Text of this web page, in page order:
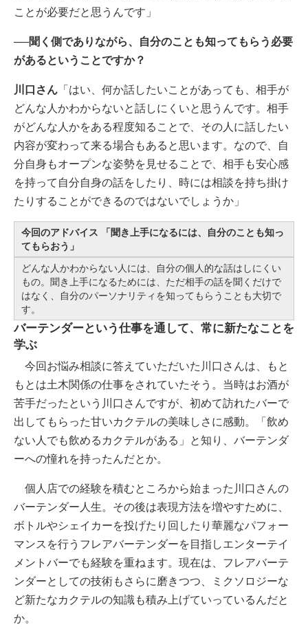
ことが必要だと思うんです」
──聞く側でありながら、自分のことも知ってもらう必要
があるということですか？
川口さん 「はい、何か話したいことがあっても、相手が
どんな人かわからないと話しにくいと思うんです。相手
がどんな人かをある程度知ることで、その人に話したい
内容が変わって来る場合もあると思います。なので、自
分自身もオープンな姿勢を見せることで、相手も安心感
を持って自分自身の話をしたり、時には相談を持ち掛け
たりすることができるのではないでしょうか」
今回のアドバイス 「聞き上手になるには、自分のことも知っ
てもらおう」
どんな人かわからない人には、自分の個人的な話はしにくい
もの。聞き上手になるためには、ただ相手の話を聞くだけで
はなく、自分のパーソナリティを知ってもらうことも大切で
す。
バーテンダーという仕事を通して、常に新たなことを
学ぶ
今回お悩み相談に答えていただいた川口さんは、もと
もとは土木関係の仕事をされていたそう。当時はお酒が
苦手だったという川口さんですが、初めて訪れたバーで
出してもらった甘いカクテルの美味しさに感動。「飲め
ない人でも飲めるカクテルがある」と知り、バーテンダ
ーへの憧れを持ったんだとか。
個人店での経験を積むところから始まった川口さんの
バーテンダー人生。その後は表現方法を増やすために、
ボトルやシェイカーを投げたり回したり華麗なパフォー
マンスを行うフレアバーテンダーを目指しエンターテイ
メントバーでも経験を重ねます。現在は、フレアバーテ
ンダーとしての技術もさらに磨きつつ、ミクソロジーな
ど新たなカクテルの知識も積み上げていっているんだと
か。